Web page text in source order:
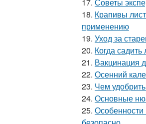
18. Крапивы
применению
19. Уход за
20. Когда
21. Вакцинация
22. Осенний
23. Чем
24. Основные
25.